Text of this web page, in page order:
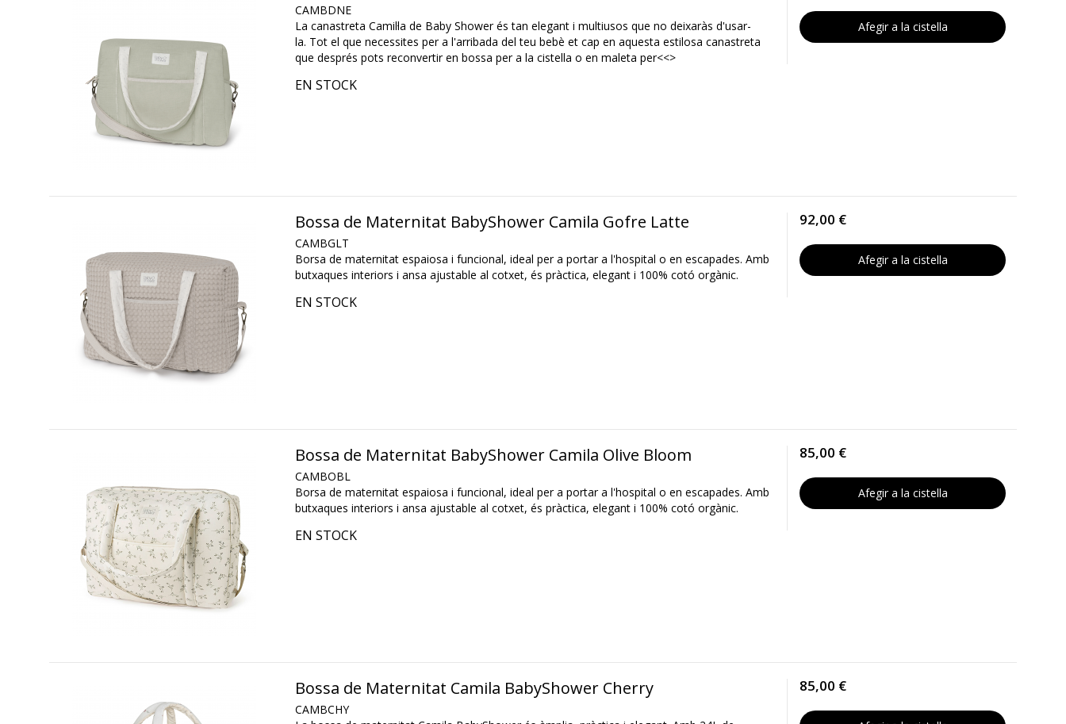
CAMBDNE
La canastreta Camil·la de Baby Shower és tan elegant i multiusos que no deixaràs d'usar-
la. Tot el que necessites per a l'arribada del teu bebè et cap en aquesta estilosa canastreta
que després pots reconvertir en bossa per a la cistella o en maleta per<<>
EN STOCK
Afegir a la cistella
Bossa de Maternitat BabyShower Camila Gofre Latte
CAMBGLT
Borsa de maternitat espaiosa i funcional, ideal per a portar a l'hospital o en escapades. Amb
butxaques interiors i ansa ajustable al cotxet, és pràctica, elegant i 100% cotó orgànic.
EN STOCK
92,00 €
Afegir a la cistella
Bossa de Maternitat BabyShower Camila Olive Bloom
CAMBOBL
Borsa de maternitat espaiosa i funcional, ideal per a portar a l'hospital o en escapades. Amb
butxaques interiors i ansa ajustable al cotxet, és pràctica, elegant i 100% cotó orgànic.
EN STOCK
85,00 €
Afegir a la cistella
Bossa de Maternitat Camila BabyShower Cherry
CAMBCHY
85,00 €